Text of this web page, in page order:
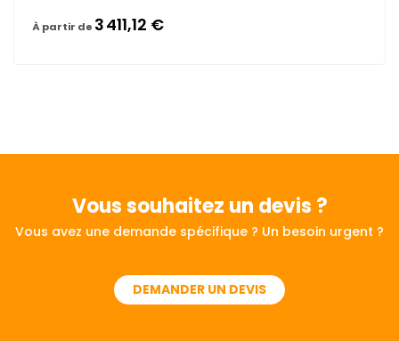
À partir de 3 411,12 €
Vous souhaitez un devis ?
Vous avez une demande spécifique ? Un besoin urgent ?
DEMANDER UN DEVIS